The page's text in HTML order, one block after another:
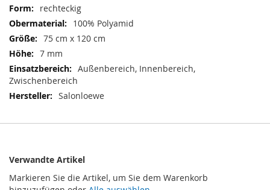
rechteckig
100% Polyamid
75 cm x 120 cm
7 mm
Außenbereich, Innenbereich,
Zwischenbereich
Salonloewe
Verwandte Artikel
Markieren Sie die Artikel, um Sie dem Warenkorb